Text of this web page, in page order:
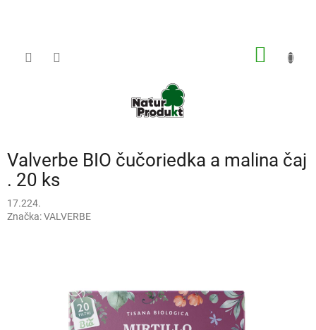
Valverbe BIO čučoriedka a malina čaj
. 20 ks
17.224.
Značka:VALVERBE